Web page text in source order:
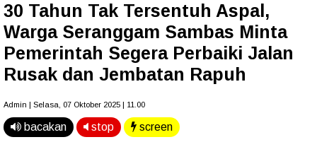
30 Tahun Tak Tersentuh Aspal,
Warga Seranggam Sambas Minta
Pemerintah Segera Perbaiki Jalan
Rusak dan Jembatan Rapuh
Admin | Selasa, 07 Oktober 2025 | 11.00
bacakan stop screen